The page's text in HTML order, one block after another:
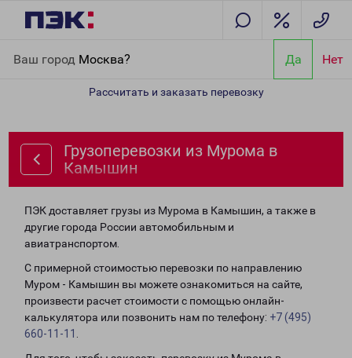
Ваш город Москва? Да Нет
Рассчитать и заказать перевозку
Грузоперевозки из Мурома в
Камышин
ПЭК доставляет грузы из Мурома в Камышин, а также в
другие города России автомобильным и
авиатранспортом.
С примерной стоимостью перевозки по направлению
Муром - Камышин вы можете ознакомиться на сайте,
произвести расчет стоимости с помощью онлайн-
калькулятора или позвонить нам по телефону: +7 (495)
660-11-11